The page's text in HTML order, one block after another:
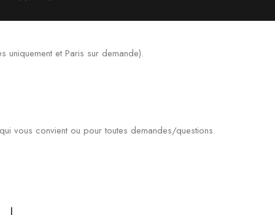
uniquement et Paris sur demande).
vous convient ou pour toutes demandes/questions.